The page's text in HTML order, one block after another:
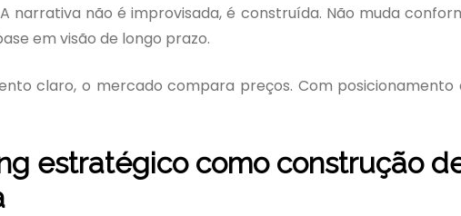
narrativa não é improvisada, é construída. Não muda
em visão de longo prazo.
claro, o mercado compara preços. Com
estratégico como construção